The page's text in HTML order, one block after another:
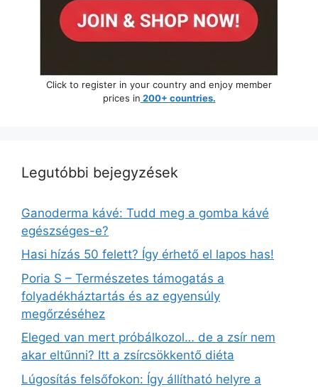
Click to register in your country and enjoy member
prices in 200+ countries.
Legutóbbi bejegyzések
Ganoderma kávé: Tudd meg a gomba kávé
egészséges-e?
Hasi hízás 50 felett? Így érhető el lapos has!
Poria S – Természetes támogatás a
folyadékháztartás és az egyensúly
megőrzéséhez
Eleged van mert próbálkozol… de a zsír nem
akar eltűnni? Itt a zsírcsökkentő diéta
Lúgosítás felsőfokon: Így állítható helyre a